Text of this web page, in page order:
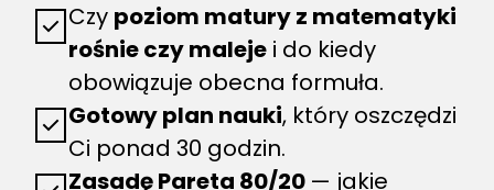
Czy poziom matury z matematyki
rośnie czy malejei do kiedy
obowiązuje obecna formuła.
Gotowy plan nauki, który oszczędzi
Ci ponad 30 godzin.
Zasadę Pareta 80/20 — jakie